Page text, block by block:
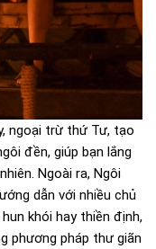
ngoại trừ thứ Tư, tạo
đền, giúp bạn lắng
Ngoài ra, Ngôi
dẫn với nhiều chủ
khói hay thiền định,
phương pháp thư giãn